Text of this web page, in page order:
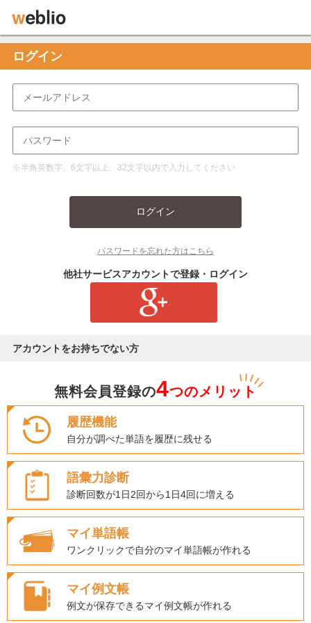
ログイン
※半角英数字、6文字以上、32文字以内で入力してください
ログイン
パスワードを忘れた方はこちら
他社サービスアカウントで登録・ログイン
アカウントをお持ちでない方
無料会員登録の4つのメリット
履歴機能
自分が調べた単語を履歴に残せる
語彙力診断
診断回数が1日2回から1日4回に増える
マイ単語帳
ワンクリックで自分のマイ単語帳が作れる
マイ例文帳
例文が保存できるマイ例文帳が作れる